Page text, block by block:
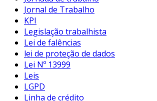
Jornal de Trabalho
KPI
Legislação trabalhista
Lei de falências
lei de proteção de dados
Lei Nº 13999
Leis
LGPD
Linha de crédito